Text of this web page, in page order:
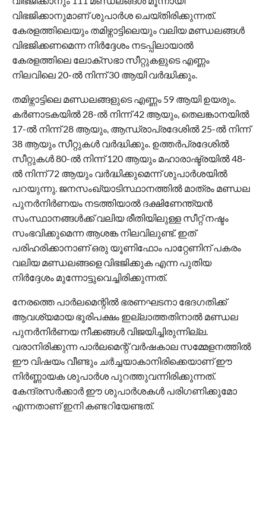
വിഭജിക്കാനുമാണ് ശുപാര്‍ശ ചെയ്തിരിക്കുന്നത്.
കേരളത്തിലെയും തമിഴ്നാട്ടിലെയും വലിയ മണ്ഡലങ്ങള്‍
വിഭജിക്കണമെന്ന നിര്‍ദ്ദേശം നടപ്പിലായാല്‍
കേരളത്തിലെ ലോക്സഭാ സീറ്റുകളുടെ എണ്ണം
നിലവിലെ 20-ല്‍ നിന്ന് 30 ആയി വര്‍ദ്ധിക്കും.
തമിഴ്നാട്ടിലെ മണ്ഡലങ്ങളുടെ എണ്ണം 59 ആയി ഉയരും.
കര്‍ണാടകയില്‍ 28-ല്‍ നിന്ന് 42 ആയും, തെലങ്കാനയില്‍
17-ല്‍ നിന്ന് 28 ആയും, ആന്ധ്രാപ്രദേശില്‍ 25-ല്‍ നിന്ന്
38 ആയും സീറ്റുകള്‍ വര്‍ദ്ധിക്കും. ഉത്തര്‍പ്രദേശില്‍
സീറ്റുകള്‍ 80-ല്‍ നിന്ന് 120 ആയും മഹാരാഷ്ട്രയില്‍ 48-
ല്‍ നിന്ന് 72 ആയും വര്‍ദ്ധിക്കുമെന്ന് ശുപാര്‍ശയില്‍
പറയുന്നു. ജനസംഖ്യാടിസ്ഥാനത്തില്‍ മാത്രം മണ്ഡല
പുനര്‍നിര്‍ണയം നടത്തിയാല്‍ ദക്ഷിണേന്ത്യന്‍
സംസ്ഥാനങ്ങള്‍ക്ക് വലിയ രീതിയിലുള്ള സീറ്റ് നഷ്ടം
സംഭവിക്കുമെന്ന ആശങ്ക നിലവിലുണ്ട്. ഇത്
പരിഹരിക്കാനാണ് ഒരു യൂണിഫോം പാറ്റേണിന് പകരം
വലിയ മണ്ഡലങ്ങളെ വിഭജിക്കുക എന്ന പുതിയ
നിര്‍ദ്ദേശം മുന്നോട്ടുവെച്ചിരിക്കുന്നത്.
നേരത്തെ പാര്‍ലമെന്റില്‍ ഭരണഘടനാ ഭേദഗതിക്ക്
ആവശ്യമായ ഭൂരിപക്ഷം ഇല്ലാത്തതിനാല്‍ മണ്ഡല
പുനര്‍നിര്‍ണയ നീക്കങ്ങള്‍ വിജയിച്ചിരുന്നില്ല.
വരാനിരിക്കുന്ന പാര്‍ലമെന്റ് വര്‍ഷകാല സമ്മേളനത്തില്‍
ഈ വിഷയം വീണ്ടും ചര്‍ച്ചയാകാനിരിക്കെയാണ് ഈ
നിര്‍ണ്ണായക ശുപാര്‍ശ പുറത്തുവന്നിരിക്കുന്നത്.
കേന്ദ്രസര്‍ക്കാര്‍ ഈ ശുപാര്‍ശകള്‍ പരിഗണിക്കുമോ
എന്നതാണ് ഇനി കണ്ടറിയേണ്ടത്.